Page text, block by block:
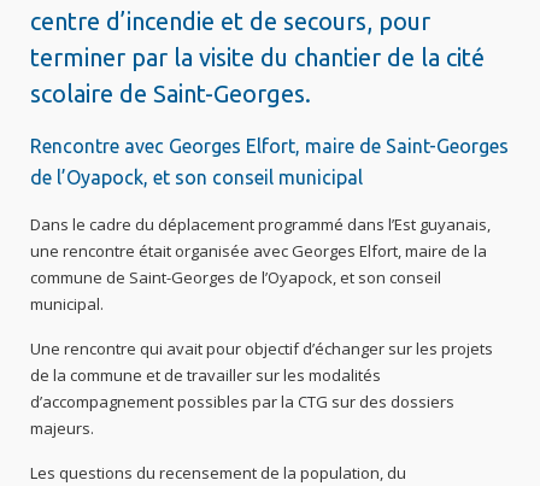
centre d’incendie et de secours, pour
terminer par la visite du chantier de la cité
scolaire de Saint-Georges.
Rencontre avec Georges Elfort, maire de Saint-Georges
de l’Oyapock, et son conseil municipal
Dans le cadre du déplacement programmé dans l’Est guyanais,
une rencontre était organisée avec Georges Elfort, maire de la
commune de Saint-Georges de l’Oyapock, et son conseil
municipal.
Une rencontre qui avait pour objectif d’échanger sur les projets
de la commune et de travailler sur les modalités
d’accompagnement possibles par la CTG sur des dossiers
majeurs.
Les questions du recensement de la population, du